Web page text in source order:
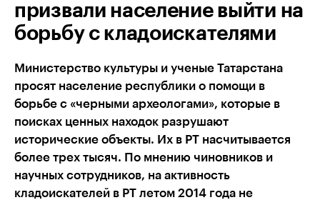
призвали население выйти на
борьбу с кладоискателями
Министерство культуры и ученые Татарстана
просят население республики о помощи в
борьбе с «черными археологами», которые в
поисках ценных находок разрушают
исторические объекты. Их в РТ насчитывается
более трех тысяч. По мнению чиновников и
научных сотрудников, на активность
кладоискателей в РТ летом 2014 года не